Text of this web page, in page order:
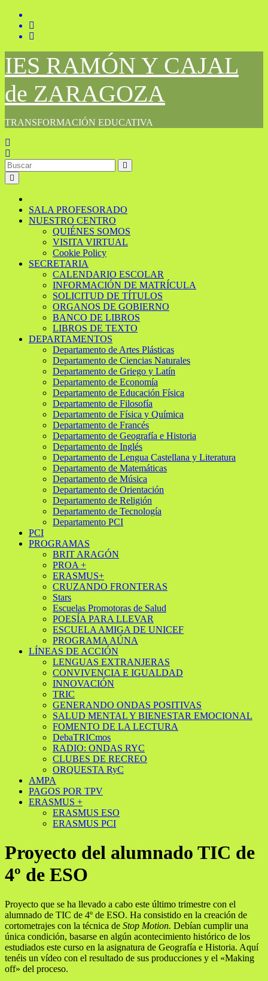
Saltar
contenido
IES RAMÓN Y CAJAL
de ZARAGOZA
TRANSFORMACIÓN EDUCATIVA
SALA PROFESORADO
NUESTRO CENTRO
QUIÉNES SOMOS
VISITA VIRTUAL
Cookie Policy
SECRETARIA
CALENDARIO ESCOLAR
INFORMACIÓN DE MATRÍCULA
SOLICITUD DE TÍTULOS
ORGANOS DE GOBIERNO
BANCO DE LIBROS
LIBROS DE TEXTO
DEPARTAMENTOS
Departamento de Artes Plásticas
Departamento de Ciencias Naturales
Departamento de Griego y Latín
Departamento de Economía
Departamento de Educación Física
Departamento de Filosofía
Departamento de Física y Química
Departamento de Francés
Departamento de Geografía e Historia
Departamento de Inglés
Departamento de Lengua Castellana y Literatura
Departamento de Matemáticas
Departamento de Música
Departamento de Orientación
Departamento de Religión
Departamento de Tecnología
Departamento PCI
PCI
PROGRAMAS
BRIT ARAGÓN
PROA +
ERASMUS+
CRUZANDO FRONTERAS
Stars
Escuelas Promotoras de Salud
POESÍA PARA LLEVAR
ESCUELA AMIGA DE UNICEF
PROGRAMA AÚNA
LÍNEAS DE ACCIÓN
LENGUAS EXTRANJERAS
CONVIVENCIA E IGUALDAD
INNOVACIÓN
TRIC
GENERANDO ONDAS POSITIVAS
SALUD MENTAL Y BIENESTAR EMOCIONAL
FOMENTO DE LA LECTURA
DebaTRICmos
RADIO: ONDAS RYC
CLUBES DE RECREO
ORQUESTA RyC
AMPA
PAGOS POR TPV
ERASMUS +
ERASMUS ESO
ERASMUS PCI
Proyecto del alumnado TIC de
4º de ESO
Proyecto que se ha llevado a cabo este último trimestre con el
alumnado de TIC de 4º de ESO. Ha consistido en la creación de
cortometrajes con la técnica de Stop Motion. Debían cumplir una
única condición, basarse en algún acontecimiento histórico de los
estudiados este curso en la asignatura de Geografía e Historia. Aquí
tenéis un vídeo con el resultado de sus producciones y el «Making
off» del proceso.